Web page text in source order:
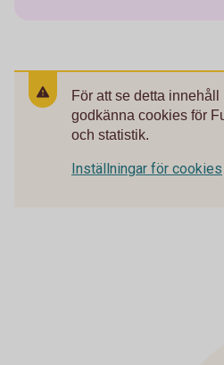
För att se detta
godkänna cookies för
och statistik.
Inställningar för cookies